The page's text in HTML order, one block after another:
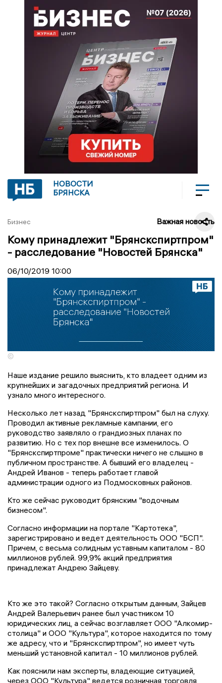
НОВОСТИ
БРЯНСКА
Бизнес Важная новость
Кому принадлежит "Брянскспиртпром"
- расследование "Новостей Брянска"
06/10/2019 10:00
©
Наше издание решило выяснить, кто владеет одним из
крупнейших и загадочных предприятий региона. И
узнало много интересного.
Несколько лет назад "Брянскспиртпром" был на слуху.
Проводил активные рекламные кампании, его
руководство заявляло о грандиозных планах по
развитию. Но с тех пор внешне все изменилось. О
"Брянскспиртпроме" практически ничего не слышно в
публичном пространстве. А бывший его владелец -
Андрей Иванов - теперь работает главой
администрации одного из Подмосковных районов.
Кто же сейчас руководит брянским "водочным
бизнесом".
Согласно информации на портале "Картотека",
зарегистрировано и ведет деятельность ООО "БСП".
Причем, с весьма солидным уставным капиталом - 80
миллионов рублей. 99,9% акций предприятия
принадлежат Андрею Зайцеву.
Кто же это такой? Согласно открытым данным, Зайцев
Андрей Валерьевич ранее был участником 10
юридических лиц, а сейчас возглавляет ООО "Алкомир-
столица" и ООО "Культура", которое находится по тому
же адресу, что и "Брянскспиртпром", но имеет чуть
меньший установной капитал - 10 миллионов рублей.
Как пояснили нам эксперты, владеющие ситуацией,
через ООО "Культура" ведется розничная торговля